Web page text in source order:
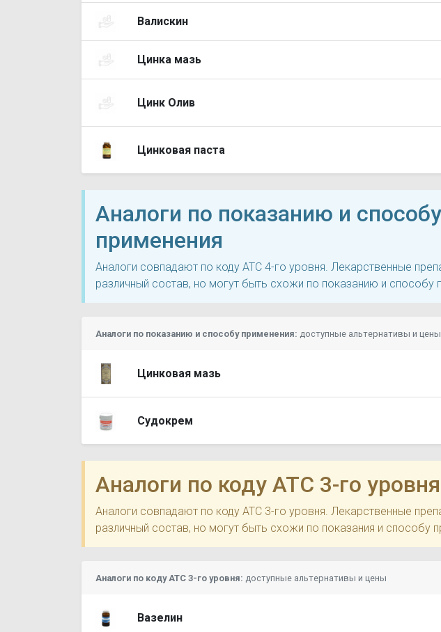
Валискин
Цинка мазь
Цинк Олив
Цинковая паста
Аналоги по показанию и способу
применения
Аналоги совпадают по коду ATC 4-го уровня. Лекарственные
различный состав, но могут быть схожи по показанию и способу
Аналоги по показанию и способу применения: доступные альтернативы и цены
Цинковая мазь
Судокрем
Аналоги по коду ATC 3-го уровня
Аналоги совпадают по коду ATC 3-го уровня. Лекарственные
различный состав, но могут быть схожи по показания и способу
Аналоги по коду ATC 3-го уровня: доступные альтернативы и цены
Вазелин